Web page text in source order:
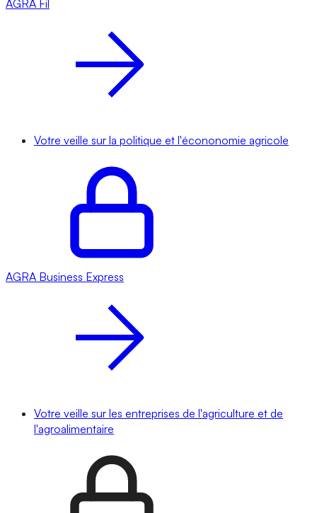
AGRA Fil
Votre veille sur la politique et l'écononomie agricole
AGRA Business Express
Votre veille sur les entreprises de l'agriculture et de
l'agroalimentaire